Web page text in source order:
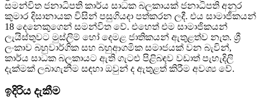
සමන්විත ජනාධිපති කාර්ය සාධක බලකායක් ජනාධිපති අනුර
කුමාර දිසානායක විසින් පසුගියදා පත්කරන ලදී. එය සාමාජිකයන්
18 දෙනෙකුගෙන් සමන්විත වේ. එහෙත් එම සාමාජිකයන්
ලැයිස්තුවට මුස්ලිම් හෝ දෙමළ ජාතිකයන් ඇතුළත්ව නැත. ශ්‍රී
ලංකාව බහුවාර්ගික සහ බහුආගමික සමාජයක් වන බැවින්,
කාර්ය සාධක බලකායට ඇති ගැටළු පිළිබඳව වඩාත් පැහැදිලි
දැක්මක් ලබාගැනීම සඳහා ඔවුන් ද ඇතුළත් කිරීම අවශ්‍ය වේ.
ඉදිරිය දැකීම